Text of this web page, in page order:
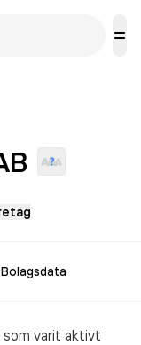
Bolagsdata
som varit aktivt